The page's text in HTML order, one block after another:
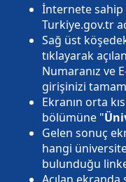
İnternete sahip
Turkiye.gov.tr
Sağ üst
tıklayarak
Numaranız ve
girişinizi
Ekranın orta
bölümüne "
Gelen sonuç
hangi
bulunduğu linke